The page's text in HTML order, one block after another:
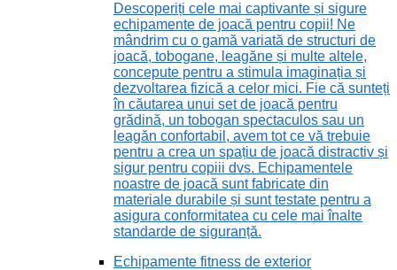
Descoperiți cele mai captivante și sigure
echipamente de joacă pentru copii! Ne
mândrim cu o gamă variată de structuri de
joacă, tobogane, leagăne și multe altele,
concepute pentru a stimula imaginația și
dezvoltarea fizică a celor mici. Fie că sunteți
în căutarea unui set de joacă pentru
grădină, un tobogan spectaculos sau un
leagăn confortabil, avem tot ce vă trebuie
pentru a crea un spațiu de joacă distractiv și
sigur pentru copiii dvs. Echipamentele
noastre de joacă sunt fabricate din
materiale durabile și sunt testate pentru a
asigura conformitatea cu cele mai înalte
standarde de siguranță.
Echipamente fitness de exterior